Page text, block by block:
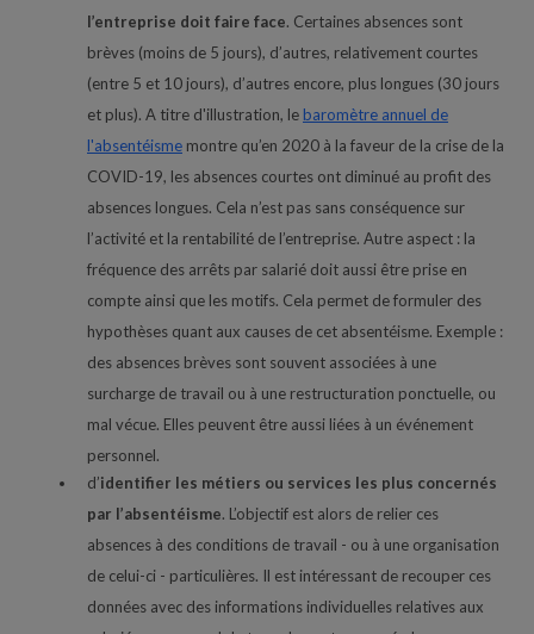
l’entreprise doit faire face. Certaines absences sont
brèves (moins de 5 jours), d’autres, relativement courtes
(entre 5 et 10 jours), d’autres encore, plus longues (30 jours
et plus). A titre d'illustration, le baromètre annuel de
l'absentéisme montre qu’en 2020 à la faveur de la crise de la
COVID-19, les absences courtes ont diminué au profit des
absences longues. Cela n’est pas sans conséquence sur
l’activité et la rentabilité de l’entreprise. Autre aspect : la
fréquence des arrêts par salarié doit aussi être prise en
compte ainsi que les motifs. Cela permet de formuler des
hypothèses quant aux causes de cet absentéisme. Exemple :
des absences brèves sont souvent associées à une
surcharge de travail ou à une restructuration ponctuelle, ou
mal vécue. Elles peuvent être aussi liées à un événement
personnel.
d’identifier les métiers ou services les plus concernés
par l’absentéisme. L’objectif est alors de relier ces
absences à des conditions de travail - ou à une organisation
de celui-ci - particulières. Il est intéressant de recouper ces
données avec des informations individuelles relatives aux